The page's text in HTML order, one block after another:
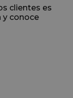
clientes es
y conoce